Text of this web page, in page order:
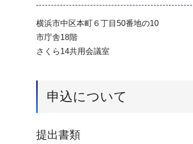
横浜市中区本町６丁目50番地の10
市庁舎18階
さくら14共⽤会議室
申込について
提出書類